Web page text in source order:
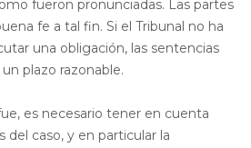
fueron pronunciadas. Las partes
fe a tal fin. Si el Tribunal no ha
una obligación, las sentencias
plazo razonable.
es necesario tener en cuenta
del caso, y en particular la